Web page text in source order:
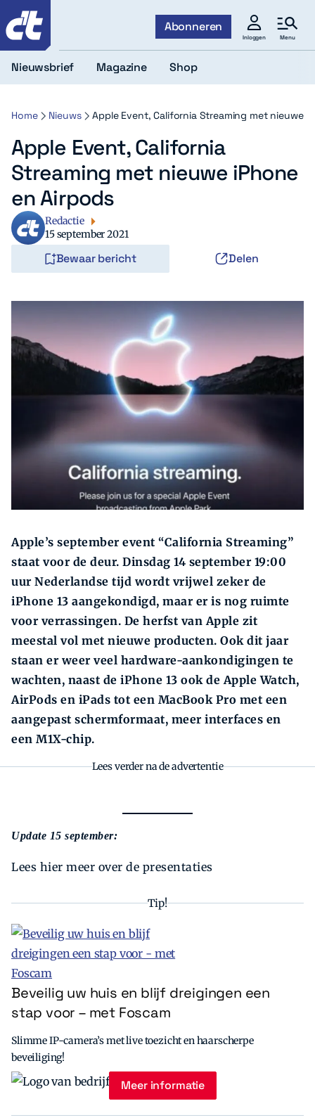
Abonneren
Inloggen Menu
Zoeken
Nieuwsbrief Magazine Shop
Home Nieuws Apple Event, California Streaming met nieuwe
Apple Event, California
Streaming met nieuwe iPhone
en Airpods
Redactie
15 september 2021
Bewaar bericht Delen
Apple’s september event “California Streaming”
staat voor de deur. Dinsdag 14 september 19:00
uur Nederlandse tijd wordt vrijwel zeker de
iPhone 13 aangekondigd, maar er is nog ruimte
voor verrassingen. De herfst van Apple zit
meestal vol met nieuwe producten. Ook dit jaar
staan er weer veel hardware-aankondigingen te
wachten, naast de iPhone 13 ook de Apple Watch,
AirPods en iPads tot een MacBook Pro met een
aangepast schermformaat, meer interfaces en
een M1X-chip.
Lees verder na de advertentie
Update 15 september:
Lees hier meer over de presentaties
Tip!
Beveilig uw huis en blijf dreigingen een
stap voor – met Foscam
Slimme IP-camera’s met live toezicht en haarscherpe
beveiliging!
Meer informatie